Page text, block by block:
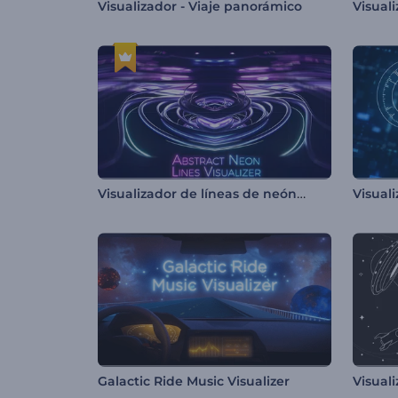
Visualizador - Viaje panorámico
Visualizador de líneas de neón abstractas
Galactic Ride Music Visualizer